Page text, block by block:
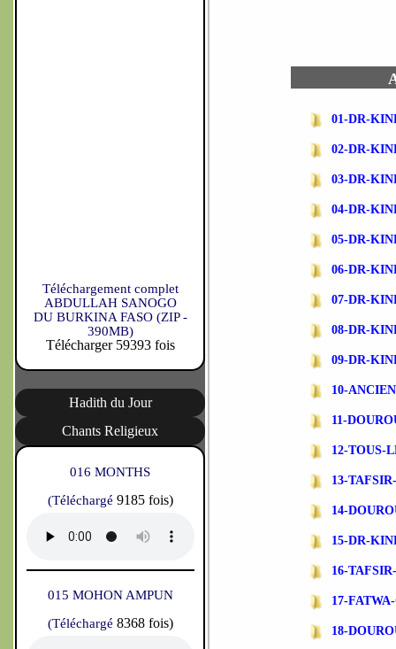
Téléchargement complet
ABDULLAH SANOGO
DU BURKINA FASO (ZIP -
390MB)
Télécharger 59393 fois
Hadith du Jour
Chants Religieux
016 MONTHS
(Téléchargé 9185 fois)
015 MOHON AMPUN
(Téléchargé 8368 fois)
01-DR-
02-DR-
03-DR-
04-DR-
05-DR-
06-DR-
07-DR-
08-DR-
09-DR-
10-
11-
12-TOUS-
13-
14-
15-DR-
16-
17-
18-